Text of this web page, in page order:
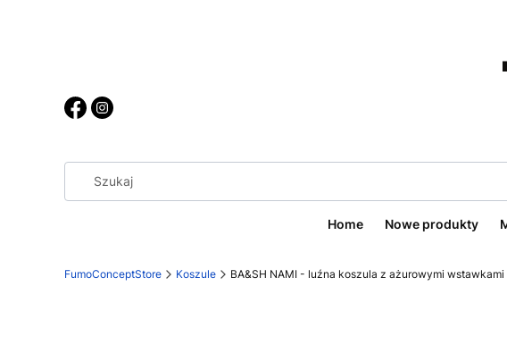
Home Nowe produkty
FumoConceptStore Koszule BA&SH NAMI - luźna koszula z ażurowymi wstawkami